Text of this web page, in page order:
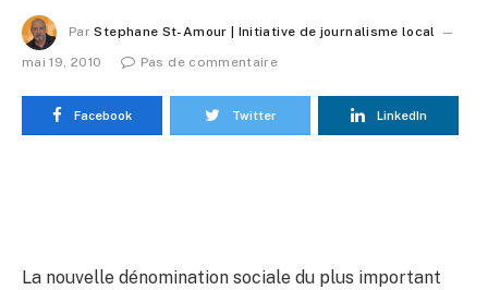
Par Stephane St-Amour | Initiative de journalisme local
mai 19, 2010
Pas de commentaire
Facebook Twitter LinkedIn
La nouvelle dénomination sociale du plus important